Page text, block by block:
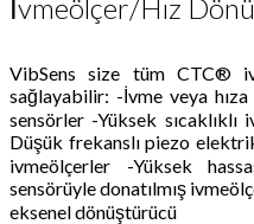
İvmeölçer/Hız
VibSens size tüm CTC®
sağlayabilir: -İvme veya
sensörler -Yüksek
Düşük frekanslı piezo
ivmeölçerler -Yüksek
sensörüyle donatılmış
eksenel dönüştürücü